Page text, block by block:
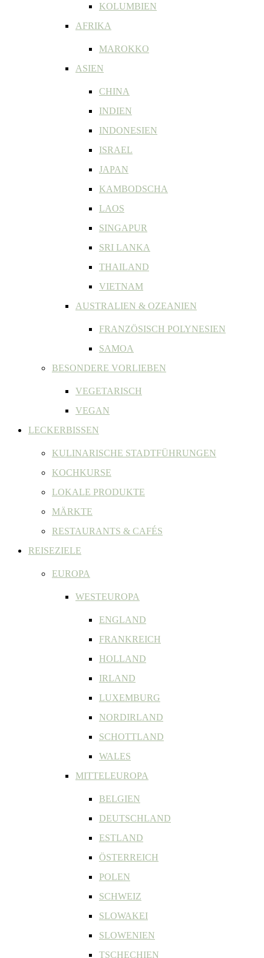
KOLUMBIEN
AFRIKA
MAROKKO
ASIEN
CHINA
INDIEN
INDONESIEN
ISRAEL
JAPAN
KAMBODSCHA
LAOS
SINGAPUR
SRI LANKA
THAILAND
VIETNAM
AUSTRALIEN & OZEANIEN
FRANZÖSISCH POLYNESIEN
SAMOA
BESONDERE VORLIEBEN
VEGETARISCH
VEGAN
LECKERBISSEN
KULINARISCHE STADTFÜHRUNGEN
KOCHKURSE
LOKALE PRODUKTE
MÄRKTE
RESTAURANTS & CAFÉS
REISEZIELE
EUROPA
WESTEUROPA
ENGLAND
FRANKREICH
HOLLAND
IRLAND
LUXEMBURG
NORDIRLAND
SCHOTTLAND
WALES
MITTELEUROPA
BELGIEN
DEUTSCHLAND
ESTLAND
ÖSTERREICH
POLEN
SCHWEIZ
SLOWAKEI
SLOWENIEN
TSCHECHIEN